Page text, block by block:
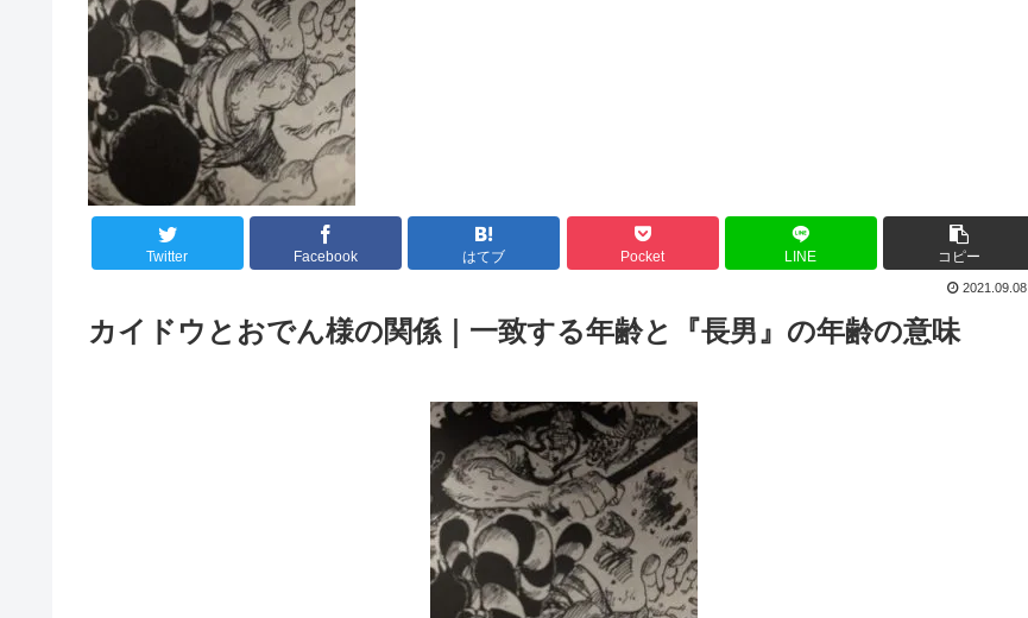
Twitter Facebook はてブ Pocket LINE コピー
2021.09.08
カイドウとおでん様の関係｜一致する年齢と『長男』の年齢の意味